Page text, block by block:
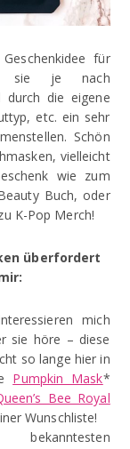
für
sie je nach
durch die eigene
etc. ein sehr
Schön
vielleicht
wie zum
Buch, oder
K-Pop Merch!
überfordert
mich
sie höre – diese
so lange hier in
Pumpkin Mask*
Bee Royal
Wunschliste!